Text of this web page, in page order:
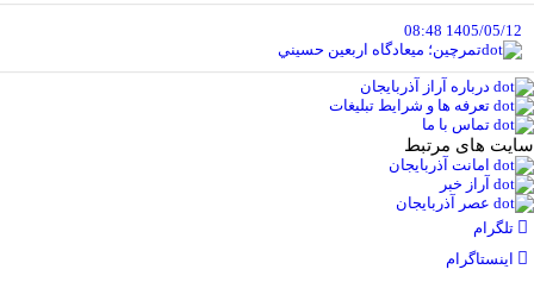
1405/05/12 08:48
تمرچين؛ ميعادگاه اربعين حسيني
درباره آراز آذربایجان
تعرفه ها و شرایط تبلیغات
تماس با ما
سایت های مرتبط
امانت آذربایجان
آراز خبر
عصر آذربایجان
تلگرام
اینستاگرام